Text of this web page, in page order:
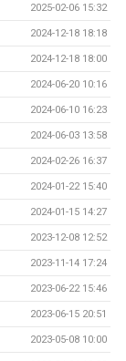
2025-02-06 15:32
2024-12-18 18:18
2024-12-18 18:00
2024-06-20 10:16
2024-06-10 16:23
2024-06-03 13:58
2024-02-26 16:37
2024-01-22 15:40
2024-01-15 14:27
2023-12-08 12:52
2023-11-14 17:24
2023-06-22 15:46
2023-06-15 20:51
2023-05-08 10:00